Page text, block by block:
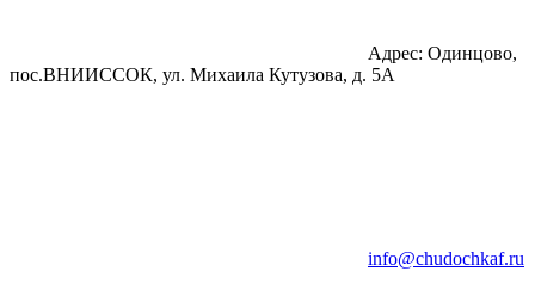
Адрес: Одинцово,
пос.ВНИИССОК, ул. Михаила Кутузова, д. 5А
info@chudochkaf.ru